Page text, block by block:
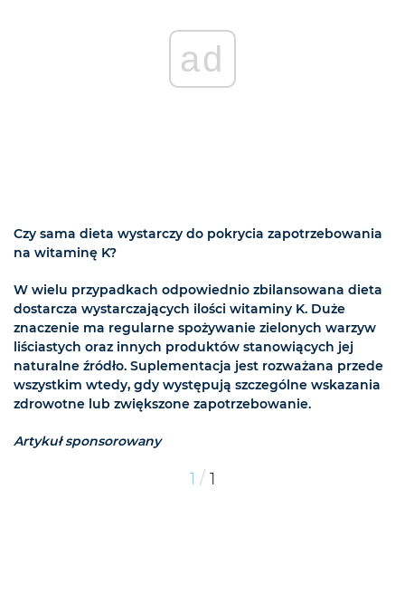
ad
Czy sama dieta wystarczy do pokrycia zapotrzebowania
na witaminę K?
W wielu przypadkach odpowiednio zbilansowana dieta
dostarcza wystarczających ilości witaminy K. Duże
znaczenie ma regularne spożywanie zielonych warzyw
liściastych oraz innych produktów stanowiących jej
naturalne źródło. Suplementacja jest rozważana przede
wszystkim wtedy, gdy występują szczególne wskazania
zdrowotne lub zwiększone zapotrzebowanie.
Artykuł sponsorowany
1 / 1